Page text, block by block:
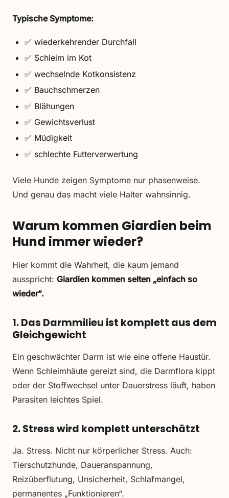
Typische Symptome:
✅ wiederkehrender Durchfall
✅ Schleim im Kot
✅ wechselnde Kotkonsistenz
✅ Bauchschmerzen
✅ Blähungen
✅ Gewichtsverlust
✅ Müdigkeit
✅ schlechte Futterverwertung
Viele Hunde zeigen Symptome nur phasenweise.
Und genau das macht viele Halter wahnsinnig.
Warum kommen Giardien beim
Hund immer wieder?
Hier kommt die Wahrheit, die kaum jemand
ausspricht: Giardien kommen selten „einfach so
wieder“.
1. Das Darmmilieu ist komplett aus dem
Gleichgewicht
Ein geschwächter Darm ist wie eine offene Haustür.
Wenn Schleimhäute gereizt sind, die Darmflora kippt
oder der Stoffwechsel unter Dauerstress läuft, haben
Parasiten leichtes Spiel.
2. Stress wird komplett unterschätzt
Ja. Stress. Nicht nur körperlicher Stress. Auch:
Tierschutzhunde, Daueranspannung,
Reizüberflutung, Unsicherheit, Schlafmangel,
permanentes „Funktionieren“.